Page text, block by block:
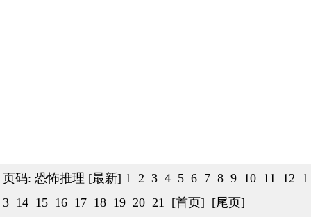
页码: 恐怖推理 [最新] 1 2 3 4 5 6 7 8 9 10 11 12 1
3 14 15 16 17 18 19 20 21 [首页] [尾页]